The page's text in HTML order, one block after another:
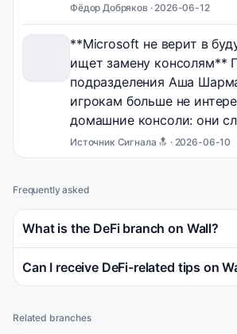
Фёдор Добряков ·2026-06-12
**Microsoft не верит в
ищет замену консолям**
подразделения Аша
игрокам больше не
домашние консоли: они
Источник Сигнала 🔝 · 2026-06-10
Frequently asked
What is the DeFi branch on Wall?
Can I receive DeFi-related tips on
Related branches